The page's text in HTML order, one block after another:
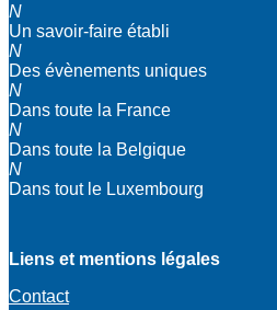
N
Un savoir-faire établi
N
Des évènements uniques
N
Dans toute la France
N
Dans toute la Belgique
N
Dans tout le Luxembourg
Liens et mentions légales
Contact